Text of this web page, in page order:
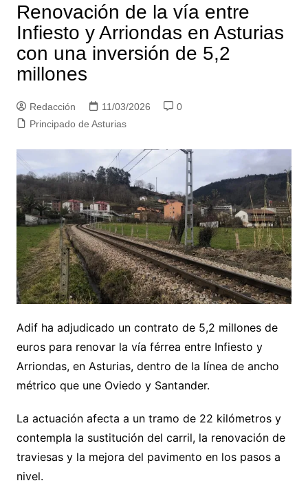
Renovación de la vía entre
Infiesto y Arriondas en Asturias
con una inversión de 5,2
millones
Redacción 11/03/2026
0
Principado de Asturias
Adif ha adjudicado un contrato de 5,2 millones de
euros para renovar la vía férrea entre Infiesto y
Arriondas, en Asturias, dentro de la línea de ancho
métrico que une Oviedo y Santander.
La actuación afecta a un tramo de 22 kilómetros y
contempla la sustitución del carril, la renovación de
traviesas y la mejora del pavimento en los pasos a
nivel.